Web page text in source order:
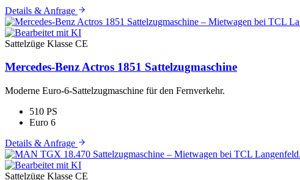
Details & Anfrage
Sattelzüge Klasse CE
Mercedes-Benz Actros 1851 Sattelzugmaschine
Moderne Euro-6-Sattelzugmaschine für den Fernverkehr.
510 PS
Euro 6
Details & Anfrage
Sattelzüge Klasse CE